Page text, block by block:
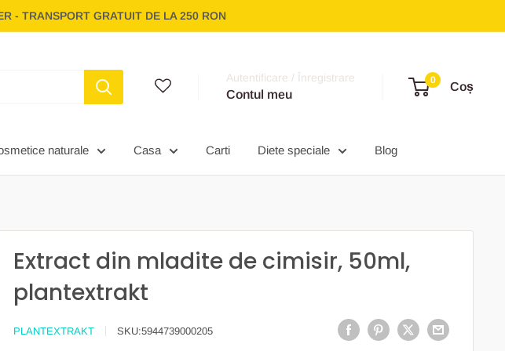
- TRANSPORT GRATUIT DE LA 250 RON
Autentificare / Înregistrare
Contul meu
0
Coș
naturale Casa Carti Diete speciale Blog
Extract din mladite de cimisir, 50ml,
plantextrakt
PLANTEXTRAKT SKU:5944739000205